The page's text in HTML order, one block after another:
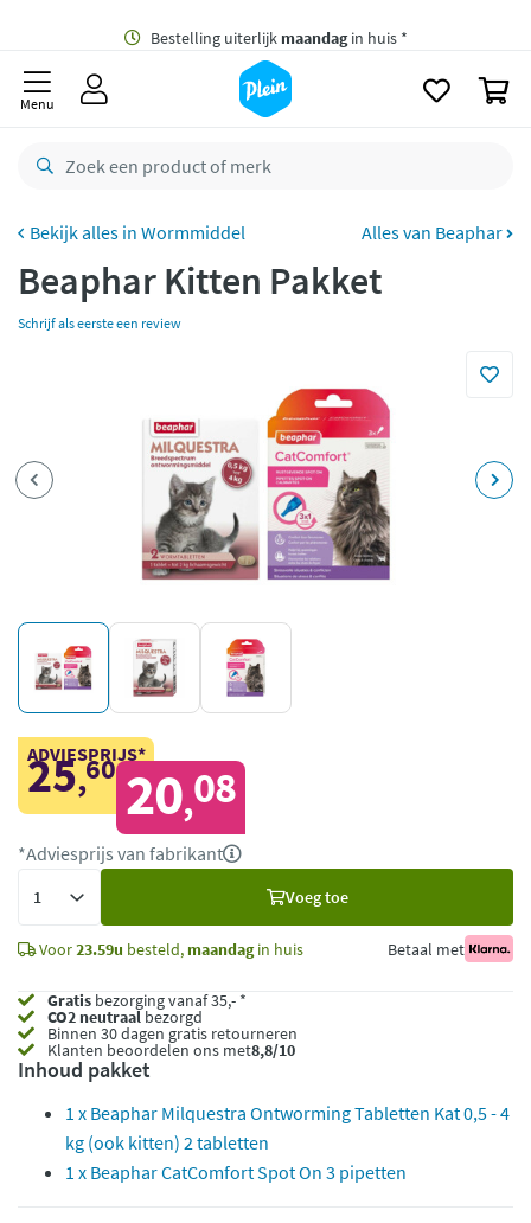
Bestelling uiterlijkmaandag
retourneren
CO2 neutraal
Betaal met Klarna
Menu
Wormmiddel Alles van Beaphar
Beaphar Kitten Pakket
Schrijf als eerste een review
ADVIESPRIJS*
25,60 20,08
*Adviesprijs van fabrikant
Voeg toe
Voor23.59u besteld, maandagin huis Betaal met
Gratis bezorging vanaf 35,- *
CO2 neutraalbezorgd
Binnen 30 dagen gratis retourneren
Klanten beoordelen ons met8,8/10
Inhoud pakket
1 x Beaphar Milquestra Ontworming Tabletten Kat 0,5 - 4
kg (ook kitten) 2 tabletten
1 x Beaphar CatComfort Spot On 3 pipetten